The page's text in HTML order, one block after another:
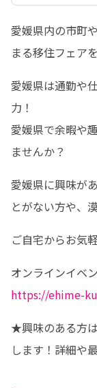
愛媛県内の市町
まる移住フェア
愛媛県は通勤や
力！
愛媛県で余暇や
ませんか？
愛媛県に興味が
とがない方や、
ご自宅からお気
https://ehime-
★興味のある方
します！詳細や